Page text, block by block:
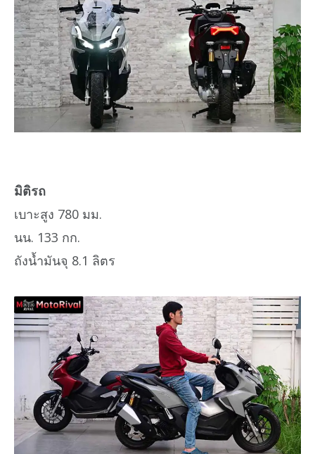
มิติรถ
เบาะสูง 780 มม.
นน. 133 กก.
ถังน้ำมันจุ 8.1 ลิตร